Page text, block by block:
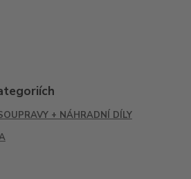
+ NÁHRADNÍ DÍLY